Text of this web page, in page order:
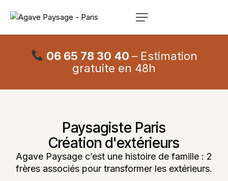
06 65 78 30 40– Estimation
gratuite en 48h
Paysagiste Paris
Création d'extérieurs
Agave Paysage c’est une histoire de famille : 2
frères associés pour transformer les extérieurs.